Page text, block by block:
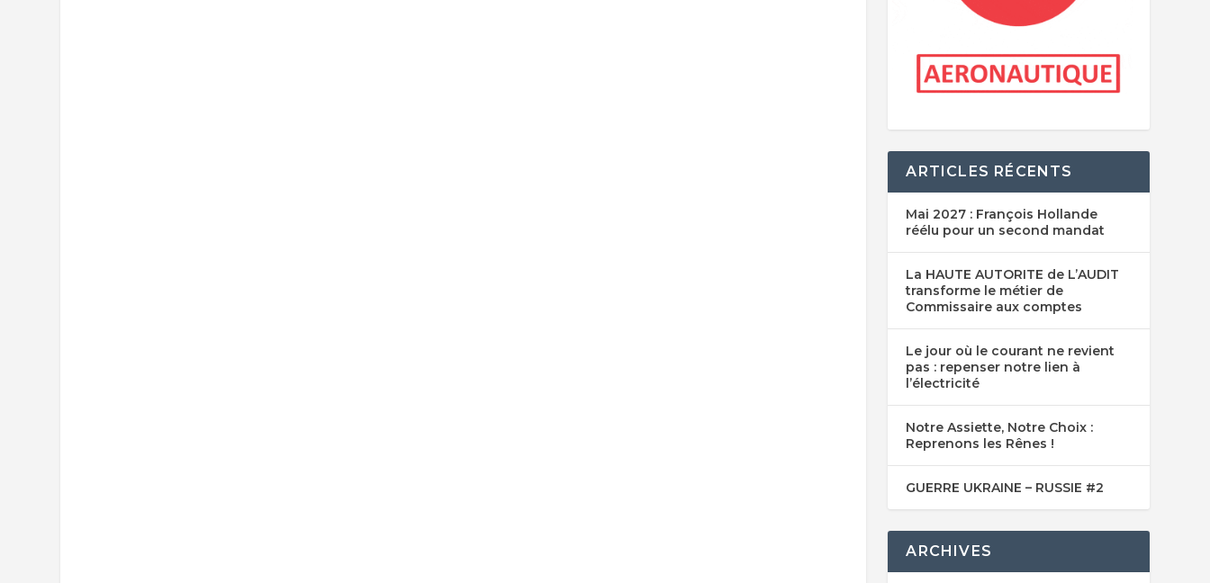
ARTICLES RÉCENTS
Mai 2027 : François Hollande
réélu pour un second mandat
La HAUTE AUTORITE de L’AUDIT
transforme le métier de
Commissaire aux comptes
Le jour où le courant ne revient
pas : repenser notre lien à
l’électricité
Notre Assiette, Notre Choix :
Reprenons les Rênes !
GUERRE UKRAINE – RUSSIE #2
ARCHIVES